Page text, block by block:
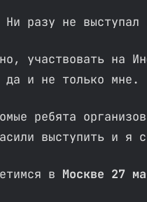
разу не выступал
участвовать на
да и не только мне.
ребята
выступить и я
в Москве 27